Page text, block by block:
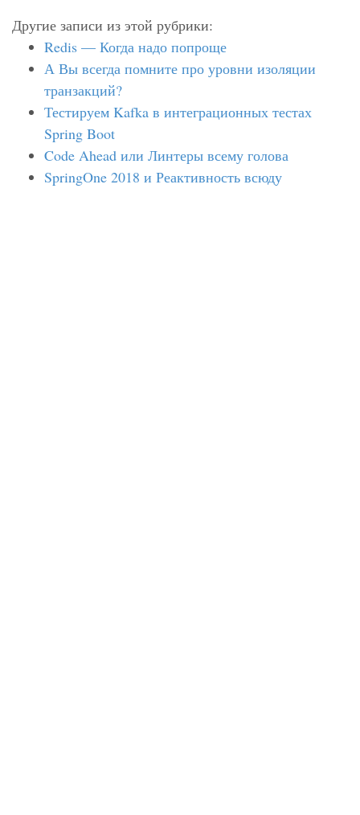
Другие записи из этой рубрики:
Redis — Когда надо попроще
А Вы всегда помните про уровни изоляции
транзакций?
Тестируем Kafka в интеграционных тестах
Spring Boot
Code Ahead или Линтеры всему голова
SpringOne 2018 и Реактивность всюду